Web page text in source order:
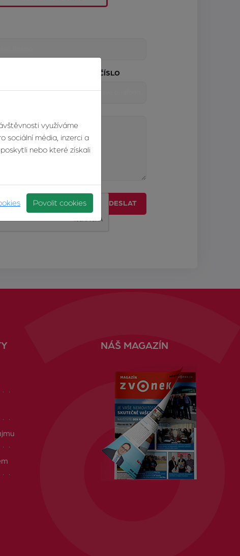
TELEFONNÍ ČÍSLO
ODESLAT
NÁŠ MAGAZÍN
využíváme
sociální média, inzerci a
nebo které získali
Povolit cookies